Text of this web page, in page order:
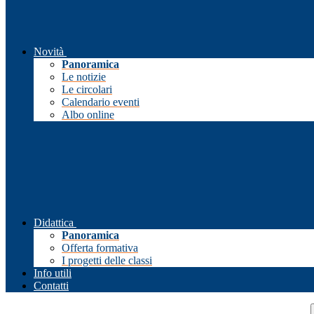
Novità
Panoramica
Le notizie
Le circolari
Calendario eventi
Albo online
Didattica
Panoramica
Offerta formativa
I progetti delle classi
Info utili
Contatti